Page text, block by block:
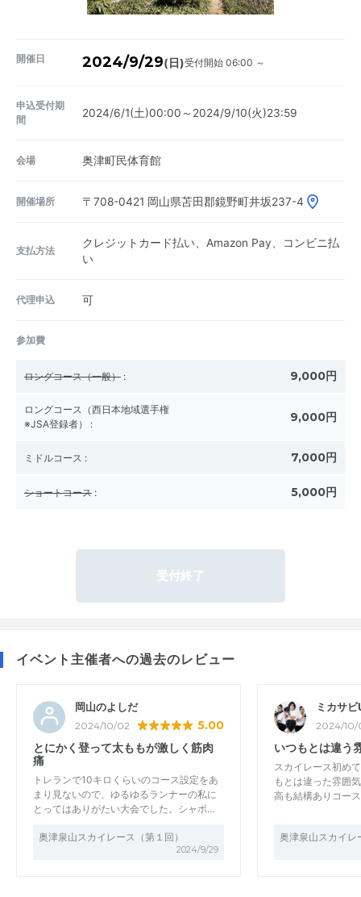
開催日 2024/9/29(日)受付開始 06:00 ～
申込受付期
間
2024/6/1(土)00:00～2024/9/10(火)23:59
会場 奥津町民体育館
開催場所 〒708-0421 岡山県苫田郡鏡野町井坂237-4
支払方法
クレジットカード払い、Amazon Pay、コンビニ払
い
代理申込 可
参加費
ロングコース（一般） : 9,000円
ロングコース（西日本地域選手権
※JSA登録者） : 9,000円
ミドルコース : 7,000円
ショートコース : 5,000円
受付終了
イベント主催者への過去のレビュー
岡山のよしだ
2024/10/02 5.00
とにかく登って太ももが激しく筋肉
痛
トレランで10キロくらいのコース設定をあ
まり見ないので、ゆるゆるランナーの私に
とってはありがたい大会でした。シャボ…
奥津泉山スカイレース（第１回）
2024/9/29
ミカサビ
2024/10/
いつもとは違う
スカイレース初め
もとは違った雰囲
高も結構ありコー
奥津泉山スカイレ